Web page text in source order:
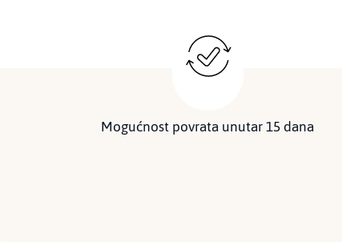
Mogućnost povrata unutar 15 dana